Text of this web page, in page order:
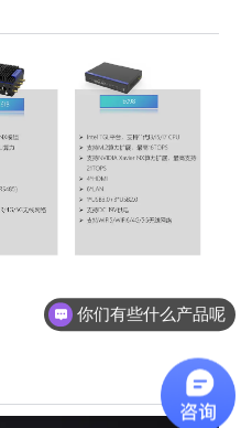
你们有些什么产品呢